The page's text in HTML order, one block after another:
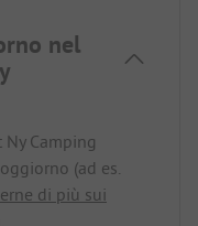
nel
Camping
(ad es.
di più sui